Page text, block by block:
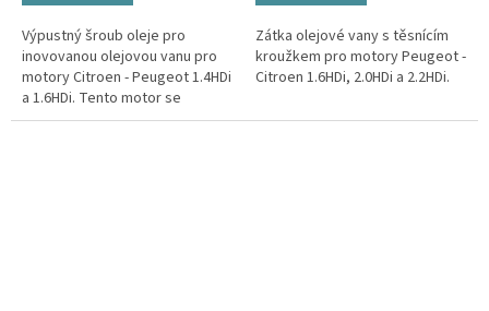
Výpustný šroub oleje pro
inovovanou olejovou vanu pro
motory Citroen - Peugeot 1.4HDi
a 1.6HDi. Tento motor se
montuje také do vozů značek
Zátka olejové vany s těsnícím
kroužkem pro motory Peugeot -
Citroen 1.6HDi, 2.0HDi a 2.2HDi.